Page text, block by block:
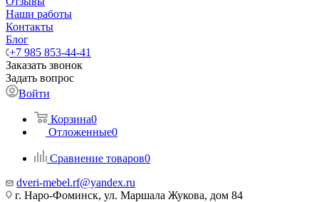
Наши работы
Контакты
Блог
+7 985 853-44-41
Заказать звонок
Задать вопрос
Войти
Корзина0
Отложенные0
Сравнение товаров0
dveri-mebel.rf@yandex.ru
г. Наро-Фоминск, ул. Маршала Жукова, дом 84